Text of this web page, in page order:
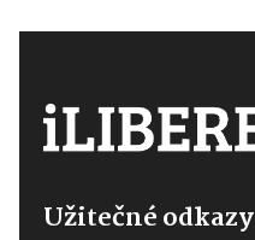
Užitečné odkazy